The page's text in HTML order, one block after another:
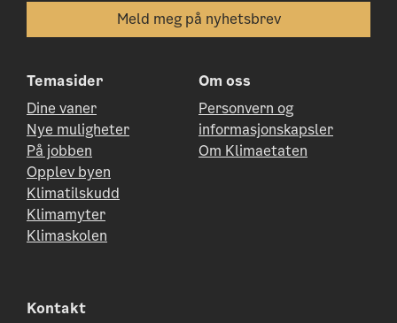
Temasider
Dine vaner
Nye muligheter
På jobben
Opplev byen
Klimatilskudd
Klimamyter
Klimaskolen
Om oss
Personvern og
informasjonskapsler
Om Klimaetaten
Kontakt